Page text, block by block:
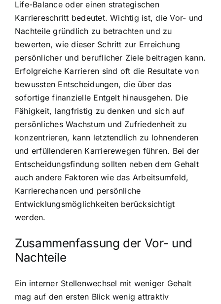
Life-Balance oder einen strategischen
Karriereschritt bedeutet. Wichtig ist, die Vor- und
Nachteile gründlich zu betrachten und zu
bewerten, wie dieser Schritt zur Erreichung
persönlicher und beruflicher Ziele beitragen kann.
Erfolgreiche Karrieren sind oft die Resultate von
bewussten Entscheidungen, die über das
sofortige finanzielle Entgelt hinausgehen. Die
Fähigkeit, langfristig zu denken und sich auf
persönliches Wachstum und Zufriedenheit zu
konzentrieren, kann letztendlich zu lohnenderen
und erfüllenderen Karrierewegen führen. Bei der
Entscheidungsfindung sollten neben dem Gehalt
auch andere Faktoren wie das Arbeitsumfeld,
Karrierechancen und persönliche
Entwicklungsmöglichkeiten berücksichtigt
werden.
Zusammenfassung der Vor- und
Nachteile
Ein interner Stellenwechsel mit weniger Gehalt
mag auf den ersten Blick wenig attraktiv